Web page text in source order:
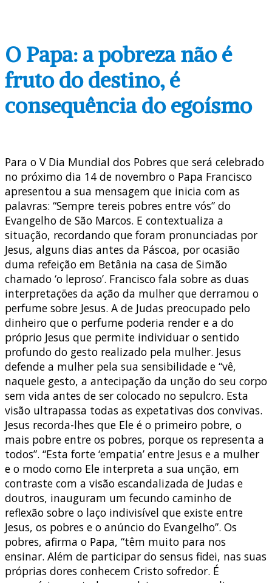
O Papa: a pobreza não é
fruto do destino, é
consequência do egoísmo
Para o V Dia Mundial dos Pobres que será celebrado
no próximo dia 14 de novembro o Papa Francisco
apresentou a sua mensagem que inicia com as
palavras: “Sempre tereis pobres entre vós” do
Evangelho de São Marcos. E contextualiza a
situação, recordando que foram pronunciadas por
Jesus, alguns dias antes da Páscoa, por ocasião
duma refeição em Betânia na casa de Simão
chamado ‘o leproso’. Francisco fala sobre as duas
interpretações da ação da mulher que derramou o
perfume sobre Jesus. A de Judas preocupado pelo
dinheiro que o perfume poderia render e a do
próprio Jesus que permite individuar o sentido
profundo do gesto realizado pela mulher. Jesus
defende a mulher pela sua sensibilidade e “vê,
naquele gesto, a antecipação da unção do seu corpo
sem vida antes de ser colocado no sepulcro. Esta
visão ultrapassa todas as expetativas dos convivas.
Jesus recorda-lhes que Ele é o primeiro pobre, o
mais pobre entre os pobres, porque os representa a
todos”. “Esta forte ‘empatia’ entre Jesus e a mulher
e o modo como Ele interpreta a sua unção, em
contraste com a visão escandalizada de Judas e
doutros, inauguram um fecundo caminho de
reflexão sobre o laço indivisível que existe entre
Jesus, os pobres e o anúncio do Evangelho”. Os
pobres, afirma o Papa, “têm muito para nos
ensinar. Além de participar do sensus fidei, nas suas
próprias dores conhecem Cristo sofredor. É